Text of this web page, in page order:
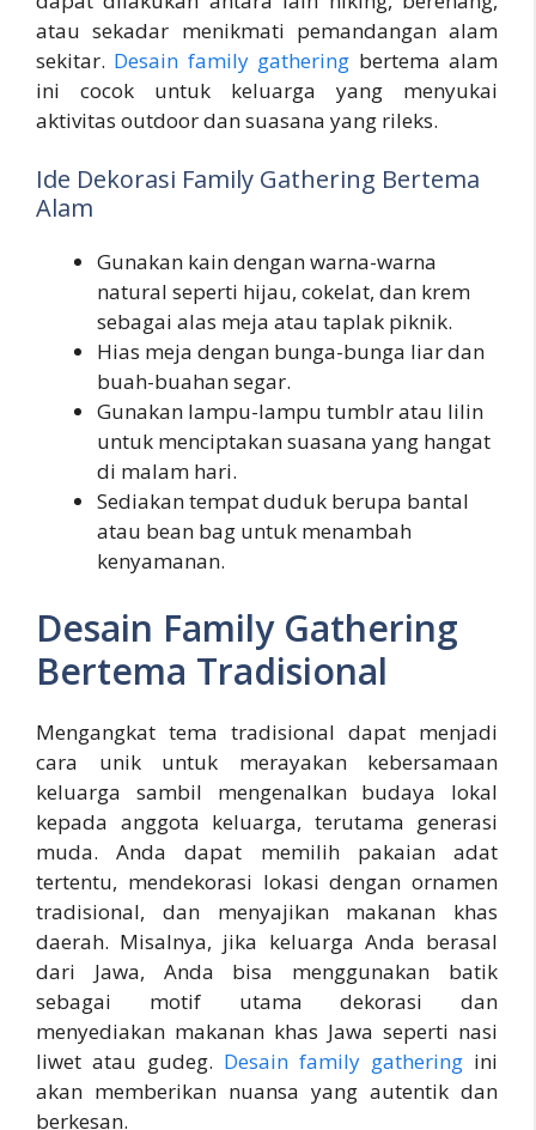
atau sekadar menikmati pemandangan alam
sekitar. Desain family gathering bertema alam
ini cocok untuk keluarga yang menyukai
aktivitas outdoor dan suasana yang rileks.
Ide Dekorasi Family Gathering Bertema
Alam
Gunakan kain dengan warna-warna
natural seperti hijau, cokelat, dan krem
sebagai alas meja atau taplak piknik.
Hias meja dengan bunga-bunga liar dan
buah-buahan segar.
Gunakan lampu-lampu tumblr atau lilin
untuk menciptakan suasana yang hangat
di malam hari.
Sediakan tempat duduk berupa bantal
atau bean bag untuk menambah
kenyamanan.
Desain Family Gathering
Bertema Tradisional
Mengangkat tema tradisional dapat menjadi
cara unik untuk merayakan kebersamaan
keluarga sambil mengenalkan budaya lokal
kepada anggota keluarga, terutama generasi
muda. Anda dapat memilih pakaian adat
tertentu, mendekorasi lokasi dengan ornamen
tradisional, dan menyajikan makanan khas
daerah. Misalnya, jika keluarga Anda berasal
dari Jawa, Anda bisa menggunakan batik
sebagai motif utama dekorasi dan
menyediakan makanan khas Jawa seperti nasi
liwet atau gudeg. Desain family gathering ini
akan memberikan nuansa yang autentik dan
berkesan.